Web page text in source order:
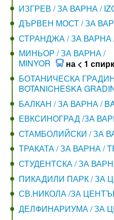
ИЗГРЕВ / ЗА ВАРНА /
ДЪРВЕН МОСТ / ЗА
СТРАНДЖА / ЗА ВАРНА /
МИНЬОР / ЗА ВАРНА /
MINYOR
на < 1
БОТАНИЧЕСКА
BOTANICHESKA
БАЛКАН / ЗА ВАРНА /
ЕВКСИНОГРАД /ЗА
СТАМБОЛИЙСКИ / ЗА
ТРАКАТА / ЗА ВАРНА /
СТУДЕНТСКА / ЗА
ПИКАДИЛИ ПАРК / ЗА
СВ.НИКОЛА /ЗА
ДЕЛФИНАРИУМА / ЗА